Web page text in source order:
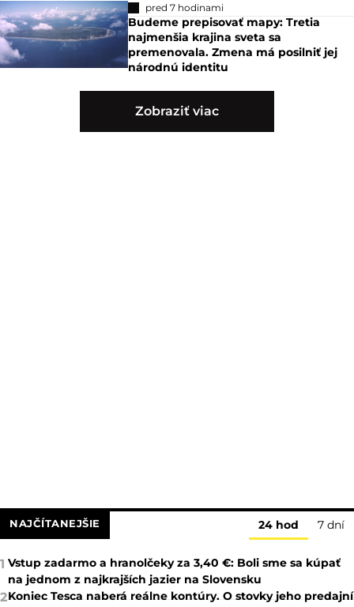
pred 7 hodinami
Budeme prepisovať mapy: Tretia
najmenšia krajina sveta sa
premenovala. Zmena má posilniť jej
národnú identitu
Zobraziť viac
NAJČÍTANEJŠIE 24 hod 7 dní
1 Vstup zadarmo a hranolčeky za 3,40 €: Boli sme sa kúpať
na jednom z najkrajších jazier na Slovensku
2Koniec Tesca naberá reálne kontúry. O stovky jeho predajní